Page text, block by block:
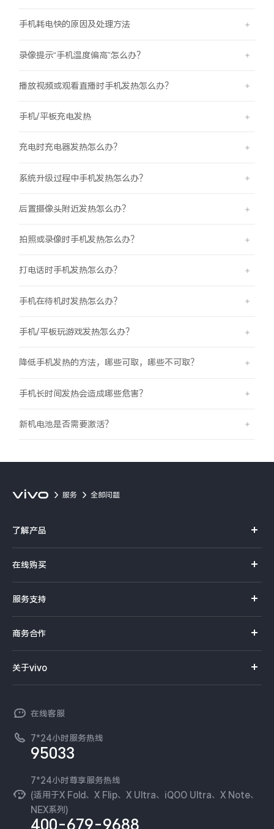
手机耗电快的原因及处理方法
录像提示“手机温度偏高”怎么办？
播放视频或观看直播时手机发热怎么办？
手机/平板充电发热
充电时充电器发热怎么办？
系统升级过程中手机发热怎么办？
后置摄像头附近发热怎么办？
拍照或录像时手机发热怎么办？
打电话时手机发热怎么办？
手机在待机时发热怎么办？
手机/平板玩游戏发热怎么办？
降低手机发热的方法，哪些可取，哪些不可取？
手机长时间发热会造成哪些危害？
新机电池是否需要激活？
服务 全部问题
了解产品
S系列
Y系列
iQOO手机
T系列
NEX系列
在线购买
选购手机
选购配件
订单查询
服务支持
服务网点
查找手机
环保回收
安全公告
服务隐私政策
商务合作
开放平台
vivo 企业业务
廉正合规
国补营业执照
无线电发射设备销售备案
关于vivo
工作机会
新闻资讯
可持续发展
vivo 蔡司影像
在线客服
7*24小时服务热线
95033
7*24小时尊享服务热线
(适用于X Fold、X Flip、X Ultra、iQOO Ultra、X Note、
NEX系列)
400-679-9688